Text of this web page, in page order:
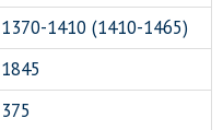
1370-1410 (1410-1465)
1845
375